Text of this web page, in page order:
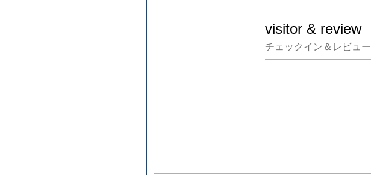
visitor & review
チェックイン＆レビュー